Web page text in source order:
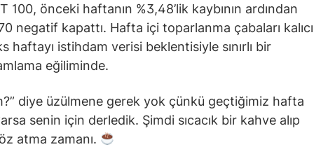
100, önceki haftanın %3,48’lik kaybının ardından
negatif kapattı. Hafta içi toparlanma çabaları kalıcı
haftayı istihdam verisi beklentisiyle sınırlı bir
eğiliminde.
diye üzülmene gerek yok çünkü geçtiğimiz hafta
senin için derledik. Şimdi sıcacık bir kahve alıp
atma zamanı.